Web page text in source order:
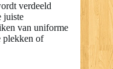
verdeeld
juiste
van uniforme
plekken of